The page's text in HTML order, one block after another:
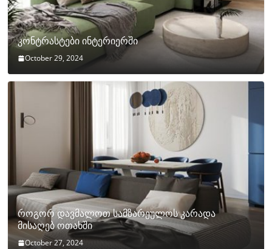
კონტრასტები ინტერიერში
October 29, 2024
როგორ დავმალოთ სამზარეულოს კარადა
მისაღებ ოთახში
October 27, 2024